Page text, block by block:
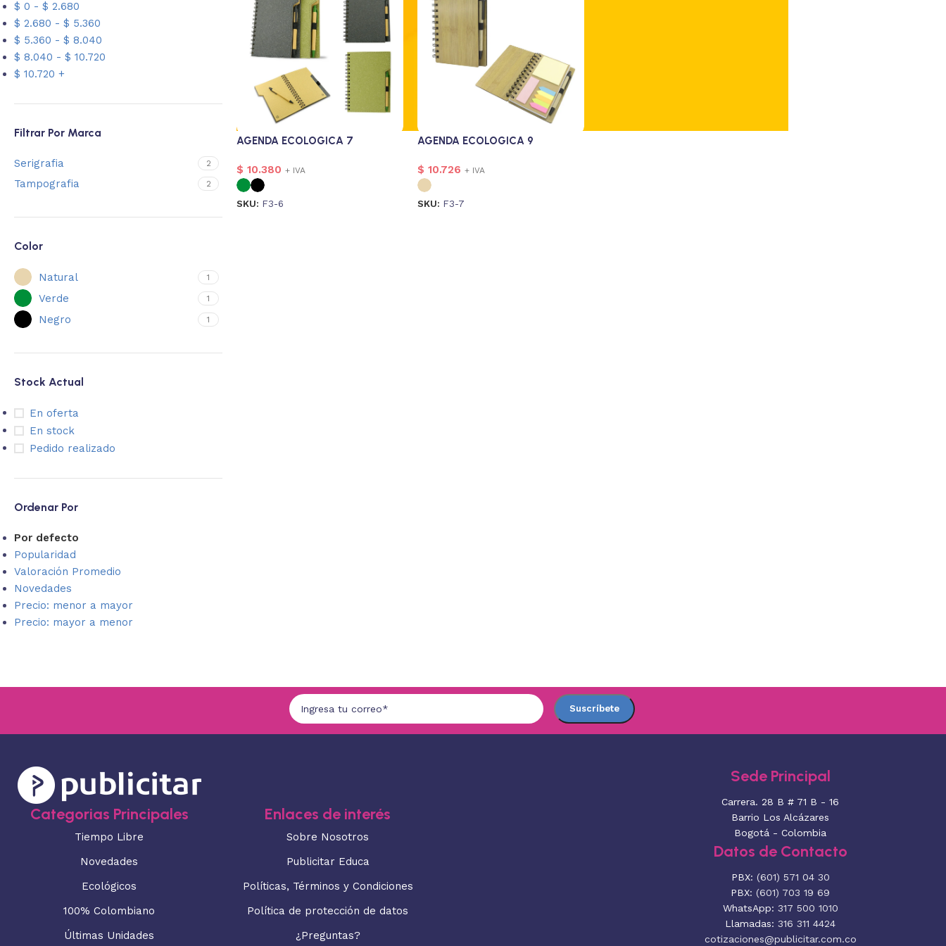
$ 0 - $ 2.680
$ 2.680 - $ 5.360
$ 5.360 - $ 8.040
$ 8.040 - $ 10.720
$ 10.720 +
Filtrar Por Marca
Serigrafia 2
Tampografia 2
Color
Natural 1
Verde 1
Negro 1
Stock Actual
En oferta
En stock
Pedido realizado
Ordenar Por
Por defecto
Popularidad
Valoración Promedio
Novedades
Precio: menor a mayor
Precio: mayor a menor
AGENDA ECOLOGICA 7
$ 10.380 + IVA
SKU: F3-6
AGENDA ECOLOGICA 9
$ 10.726 + IVA
SKU: F3-7
Categorias Principales
Tiempo Libre
Novedades
Ecológicos
100% Colombiano
Últimas Unidades
Enlaces de interés
Sobre Nosotros
Publicitar Educa
Políticas, Términos y Condiciones
Política de protección de datos
¿Preguntas?
Sede Principal
Carrera. 28 B # 71 B - 16
Barrio Los Alcázares
Bogotá - Colombia
Datos de Contacto
PBX: (601) 571 04 30
PBX: (601) 703 19 69
WhatsApp: 317 500 1010
Llamadas:316 311 4424
cotizaciones@publicitar.com.co